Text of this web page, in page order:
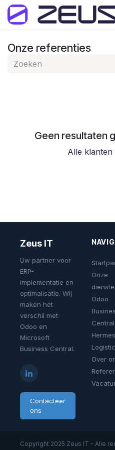
Overslaan naar inhoud
Onze referenties
Geen resultaten
Alle klanten
Zeus IT
Uw partner voor
ERP-
implementatie en
optimalisatie. Wij
maken het
verschil met
Odoo en
Microsoft
Business Central.
Contacteer
ons
Onze
Odoo
Central
Hermes
Over
Copyright 2025 Zeus IT - Alle